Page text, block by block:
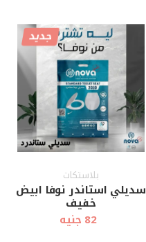
أضف إلى
العربة عرض سريع
جديد
بلاستكات
سديلي استاندر نوفا ابيض
خفيف
82 جنيه